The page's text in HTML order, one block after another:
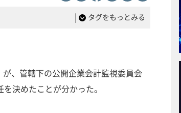
| タグをもっとみる
、管轄下の公開企業会計監視委員会
決めたことが分かった。